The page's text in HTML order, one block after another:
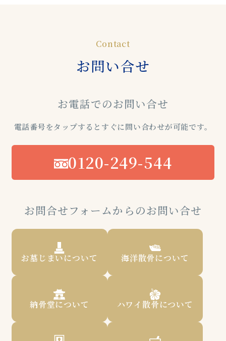
Contact
お問い合せ
お電話でのお問い合せ
電話番号をタップするとすぐに問い合わせが可能です。
0120-249-544
お問合せフォームからのお問い合せ
お墓じまいについて 海洋散骨について
納骨堂について ハワイ散骨について